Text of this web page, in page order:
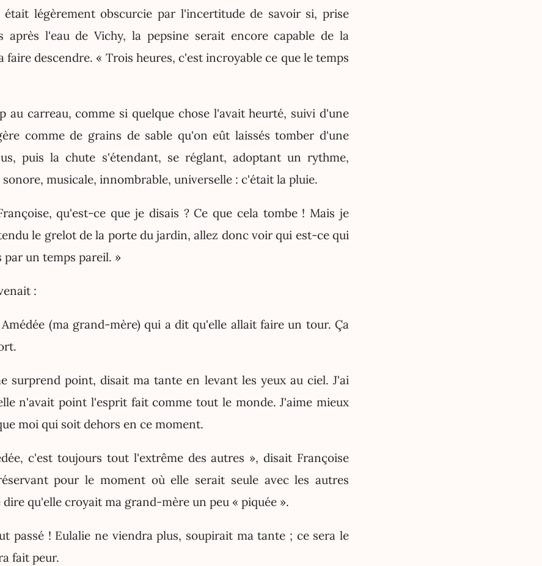
légèrement obscurcie par l'incertitude de savoir si, prise
après l'eau de Vichy, la pepsine serait encore capable de la
faire descendre. « Trois heures, c'est incroyable ce que le temps
au carreau, comme si quelque chose l'avait heurté, suivi d'une
comme de grains de sable qu'on eût laissés tomber d'une
puis la chute s'étendant, se réglant, adoptant un rythme,
musicale, innombrable, universelle : c'était la pluie.
qu'est-ce que je disais ? Ce que cela tombe ! Mais je
le grelot de la porte du jardin, allez donc voir qui est-ce qui
par un temps pareil. »
:
(ma grand-mère) qui a dit qu'elle allait faire un tour. Ça
surprend point, disait ma tante en levant les yeux au ciel. J'ai
n'avait point l'esprit fait comme tout le monde. J'aime mieux
moi qui soit dehors en ce moment.
c'est toujours tout l'extrême des autres », disait Françoise
pour le moment où elle serait seule avec les autres
dire qu'elle croyait ma grand-mère un peu « piquée ».
passé ! Eulalie ne viendra plus, soupirait ma tante ; ce sera le
fait peur.